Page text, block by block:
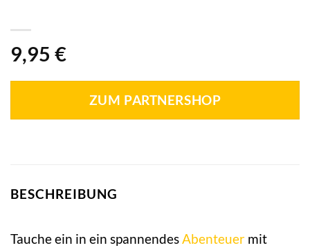
9,95 €
ZUM PARTNERSHOP
BESCHREIBUNG
Tauche ein in ein spannendes Abenteuer mit